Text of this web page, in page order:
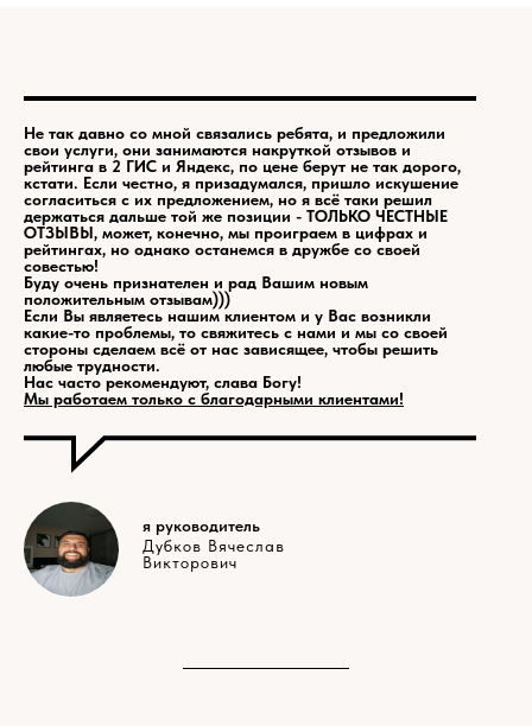
Не так давно со мной связались ребята, и предложили
свои услуги, они занимаются накруткой отзывов и
рейтинга в 2 ГИС и Яндекс, по цене берут не так дорого,
кстати. Если честно, я призадумался, пришло искушение
согласиться с их предложением, но я всё таки решил
держаться дальше той же позиции - ТОЛЬКО ЧЕСТНЫЕ
ОТЗЫВЫ, может, конечно, мы проиграем в цифрах и
рейтингах, но однако останемся в дружбе со своей
совестью!
Буду очень признателен и рад Вашим новым
положительным отзывам)))
Если Вы являетесь нашим клиентом и у Вас возникли
какие-то проблемы, то свяжитесь с нами и мы со своей
стороны сделаем всё от нас зависящее, чтобы решить
любые трудности.
Нас часто рекомендуют, слава Богу!
Мы работаем только с благодарными клиентами!
я руководитель
Дубков Вячеслав
Викторович